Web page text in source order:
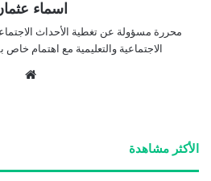
اسماء
محررة مسؤولة عن تغطية الأحداث
الاجتماعية والتعليمية مع اهتمام
الأكثر مشاهدة